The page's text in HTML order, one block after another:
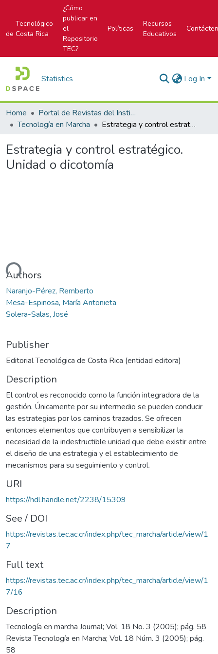
Tecnológico
de Costa Rica
¿Cómo
publicar en
el
Repositorio
TEC?
Políticas
Recursos
Educativos
Statistics Log In
Home
Portal de Revistas del Instituto Tecnológico de Costa Rica
Tecnología en Marcha
Estrategia y control estratégico. Unidad o dicotomía
Estrategia y control estratégico.
Unidad o dicotomía
Authors
Naranjo-Pérez, Remberto
Mesa-Espinosa, María Antonieta
Solera-Salas, José
Publisher
Editorial Tecnológica de Costa Rica (entidad editora)
Description
El control es reconocido como la función integradora de la
gestión. Únicamente por su intermedio se pueden conducir
las estrategias por los caminos trazados. Se ofrecen
entonces elementos que contribuyen a sensibilizar la
necesidad de la indestructible unidad que debe existir entre
el diseño de una estrategia y el establecimiento de
mecanismos para su seguimiento y control.
URI
https://hdl.handle.net/2238/15309
See / DOI
https://revistas.tec.ac.cr/index.php/tec_marcha/article/view/1
7
Full text
https://revistas.tec.ac.cr/index.php/tec_marcha/article/view/1
7/16
Description
Tecnología en marcha Journal; Vol. 18 No. 3 (2005); pág. 58
Revista Tecnología en Marcha; Vol. 18 Núm. 3 (2005); pág.
58